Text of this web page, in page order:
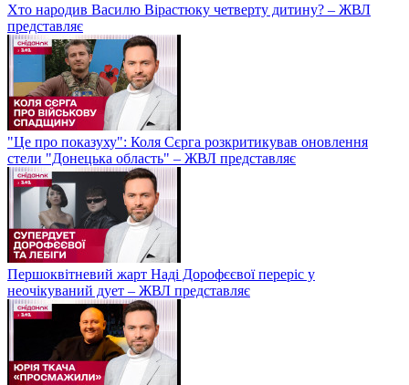
Хто народив Василю Вірастюку четверту дитину? – ЖВЛ
представляє
"Це про показуху": Коля Сєрга розкритикував оновлення
стели "Донецька область" – ЖВЛ представляє
Першоквітневий жарт Наді Дорофєєвої переріс у
неочікуваний дует – ЖВЛ представляє